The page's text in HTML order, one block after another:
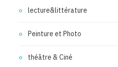
lecture&littérature
Peinture et Photo
théâtre & Ciné